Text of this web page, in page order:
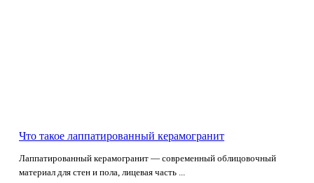
Что такое лаппатированный керамогранит
Лаппатированный керамогранит — современный облицовочный
материал для стен и пола, лицевая часть ...